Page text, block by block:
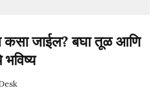
कसा जाईल? बघा तूळ आणि